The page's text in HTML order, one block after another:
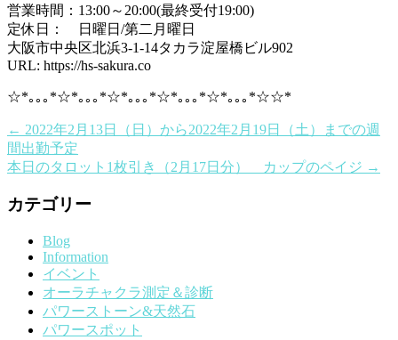
営業時間：13:00～20:00(最終受付19:00)
定休日： 日曜日/第二月曜日
大阪市中央区北浜3-1-14タカラ淀屋橋ビル902
URL: https://hs-sakura.co
☆*｡｡｡*☆*｡｡｡*☆*｡｡｡*☆*｡｡｡*☆*｡｡｡*☆☆*
← 2022年2月13日（日）から2022年2月19日（土）までの週
間出勤予定
本日のタロット1枚引き（2月17日分） カップのペイジ →
カテゴリー
Blog
Information
イベント
オーラチャクラ測定＆診断
パワーストーン&天然石
パワースポット